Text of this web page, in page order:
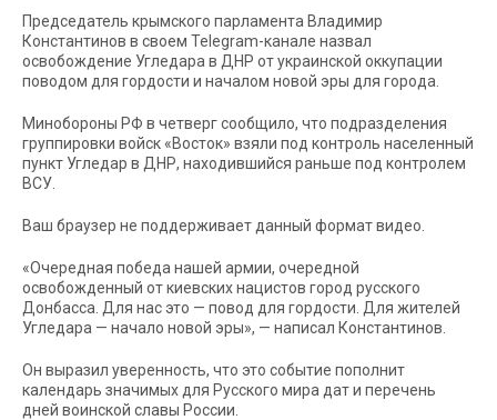
Председатель крымского парламента Владимир
Константинов в своем Telegram-канале назвал
освобождение Угледара в ДНР от украинской оккупации
поводом для гордости и началом новой эры для города.
Минобороны РФ в четверг сообщило, что подразделения
группировки войск «Восток» взяли под контроль населенный
пункт Угледар в ДНР, находившийся раньше под контролем
ВСУ.
Ваш браузер не поддерживает данный формат видео.
«Очередная победа нашей армии, очередной
освобожденный от киевских нацистов город русского
Донбасса. Для нас это — повод для гордости. Для жителей
Угледара — начало новой эры», — написал Константинов.
Он выразил уверенность, что это событие пополнит
календарь значимых для Русского мира дат и перечень
дней воинской славы России.